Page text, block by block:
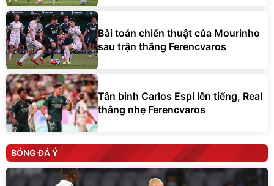
Bài toán chiến thuật của Mourinho
sau trận thắng Ferencvaros
Tân binh Carlos Espi lên tiếng, Real
thắng nhẹ Ferencvaros
BÓNG ĐÁ Ý